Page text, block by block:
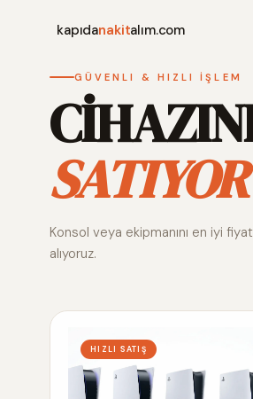
kapıdanakitalım.com
GÜVENLI & HIZLI İŞLEM
Konsol veya ekipmanını en iyi
alıyoruz.
HIZLI SATIŞ